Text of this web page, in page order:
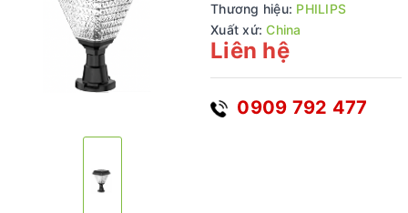
Thương hiệu: PHILIPS
Xuất xứ:China
Liên hệ
0909 792 477